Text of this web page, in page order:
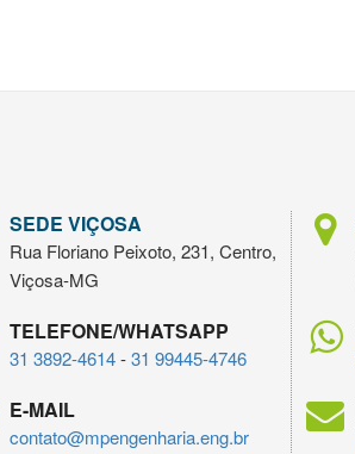
SEDE VIÇOSA
Rua Floriano Peixoto, 231, Centro,
Viçosa-MG
TELEFONE/WHATSAPP
31 3892-4614-31 99445-4746
E-MAIL
contato@mpengenharia.eng.br